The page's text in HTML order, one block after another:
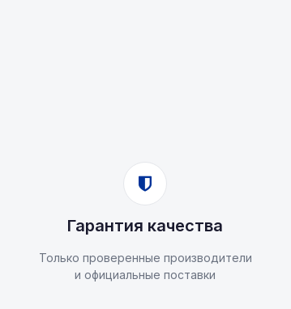
Гарантия качества
Только проверенные производители
и официальные поставки